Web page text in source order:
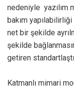
nedeniyle yazılım
bakım
net bir şekilde
şekilde
getiren
Katmanlı mimari